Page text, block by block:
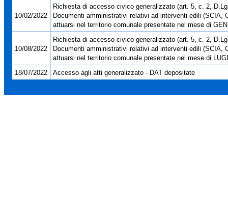
10/02/2022
Richiesta di accesso civico generalizzato (art. 5, c. 2,
Documenti amministrativi relativi ad interventi edili (SCIA,
attuarsi nel territorio comunale presentate nel mese di
10/08/2022
Richiesta di accesso civico generalizzato (art. 5, c. 2,
Documenti amministrativi relativi ad interventi edili (SCIA,
attuarsi nel territorio comunale presentate nel mese di
18/07/2022
Accesso agli atti generalizzato - DAT depositate